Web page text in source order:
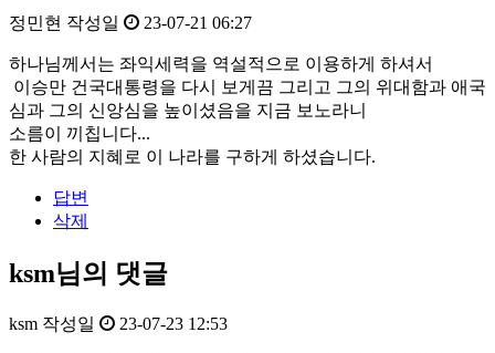
정민현 작성일 23-07-21 06:27
하나님께서는 좌익세력을 역설적으로 이용하게 하셔서
이승만 건국대통령을 다시 보게끔 그리고 그의 위대함과 애국
심과 그의 신앙심을 높이셨음을 지금 보노라니
소름이 끼칩니다...
한 사람의 지혜로 이 나라를 구하게 하셨습니다.
답변
삭제
ksm님의 댓글
ksm 작성일 23-07-23 12:53